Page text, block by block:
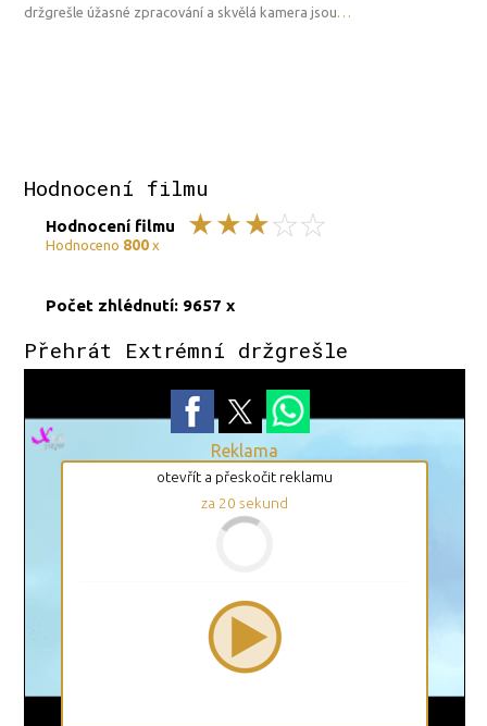
držgrešle úžasné zpracování a skvělá kamera jsou
Hodnocení filmu
Hodnocení filmu
Hodnoceno 800x
Počet zhlédnutí: 9657 x
Přehrát Extrémní držgrešle
Reklama
otevřít a přeskočit reklamu
za 19 sekund